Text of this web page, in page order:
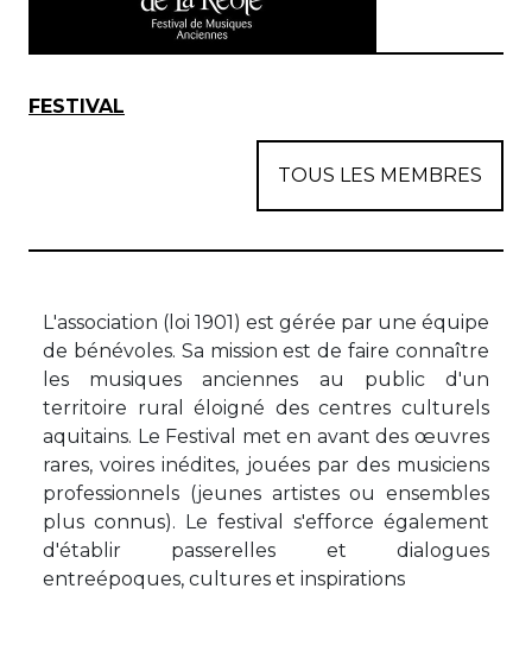
FESTIVAL
TOUS LES MEMBRES
L'association (loi 1901) est gérée par une équipe
de bénévoles. Sa mission est de faire connaître
les musiques anciennes au public d'un
territoire rural éloigné des centres culturels
aquitains. Le Festival met en avant des œuvres
rares, voires inédites, jouées par des musiciens
professionnels (jeunes artistes ou ensembles
plus connus). Le festival s'efforce également
d'établir passerelles et dialogues
entreépoques, cultures et inspirations